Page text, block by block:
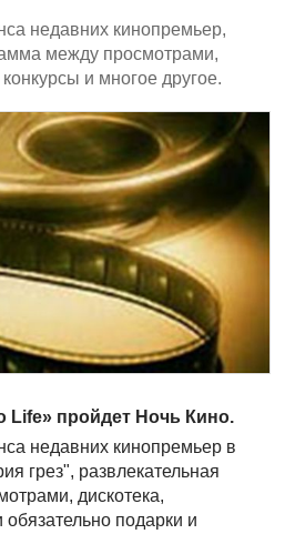
недавних кинопремьер,
между просмотрами,
и многое другое.
Life» пройдет Ночь Кино.
недавних кинопремьер в
грез", развлекательная
дискотека,
подарки и